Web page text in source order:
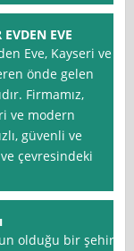
EVE
Eve, Kayseri ve
önde gelen
Firmamız,
ve modern
güvenli ve
çevresindeki
olduğu bir şehir